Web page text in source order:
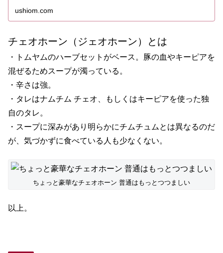
ushiom.com
チェオホーン（ジェオホーン）とは
・トムヤムのハーブセットがベース。豚の血やキーピアを
混ぜるためスープが濁っている。
・辛さは強。
・タレはナムチム チェオ、もしくはキーピアを使った独
自のタレ。
・スープに深みがあり明らかにチムチュムとは異なるのだ
が、気づかずに食べている人も少なくない。
ちょっと豪華なチェオホーン 普通はもっとつつましい
以上。